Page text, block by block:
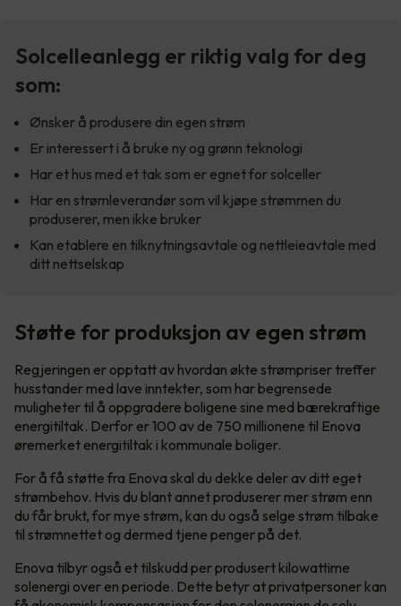
Solcelleanlegg er riktig valg for deg
som:
Ønsker å produsere din egen strøm
Er interessert i å bruke ny og grønn teknologi
Har et hus med et tak som er egnet for solceller
Har en strømleverandør som vil kjøpe strømmen du
produserer, men ikke bruker
Kan etablere en tilknytningsavtale og nettleieavtale med
ditt nettselskap
Støtte for produksjon av egen strøm
Regjeringen er opptatt av hvordan økte strømpriser treffer
husstander med lave inntekter, som har begrensede
muligheter til å oppgradere boligene sine med bærekraftige
energitiltak. Derfor er 100 av de 750 millionene til Enova
øremerket energitiltak i kommunale boliger.
For å få støtte fra Enova skal du dekke deler av ditt eget
strømbehov. Hvis du blant annet produserer mer strøm enn
du får brukt, for mye strøm, kan du også selge strøm tilbake
til strømnettet og dermed tjene penger på det.
Enova tilbyr også et tilskudd per produsert kilowattime
solenergi over en periode. Dette betyr at privatpersoner kan